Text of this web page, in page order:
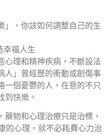
」，你該如何調整自己的生
幸福人生
心理和精神疾病，不斷設法
人」曾經歷的衝動或創傷事
一個憂鬱的人，在意的不只
到快樂。
物和心理治療只是治標，
的心理，就不必耗費心力治